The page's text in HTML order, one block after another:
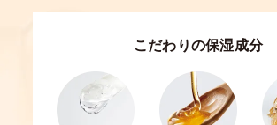
こだわりの保湿成分